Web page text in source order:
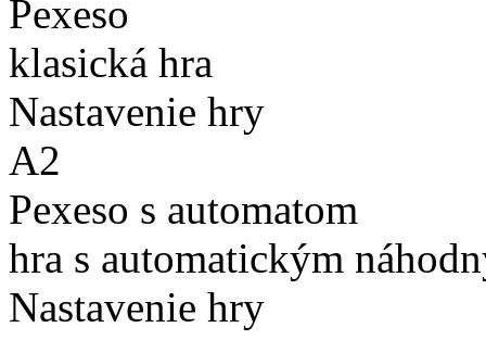
Pexeso
klasická hra
Nastavenie hry
A2
Pexeso s automatom
hra s automatickým
Nastavenie hry